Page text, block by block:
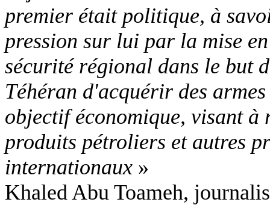
premier était politique, à
pression sur lui par la mise
sécurité régional dans le but
Téhéran d'acquérir des
objectif économique, visant
produits pétroliers et autres
internationaux »
Khaled Abu Toameh,